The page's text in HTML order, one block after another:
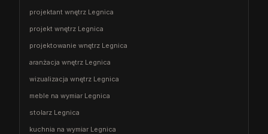
projektant wnętrz Legnica
projekt wnętrz Legnica
projektowanie wnętrz Legnica
aranżacja wnętrz Legnica
wizualizacja wnętrz Legnica
meble na wymiar Legnica
stolarz Legnica
kuchnia na wymiar Legnica